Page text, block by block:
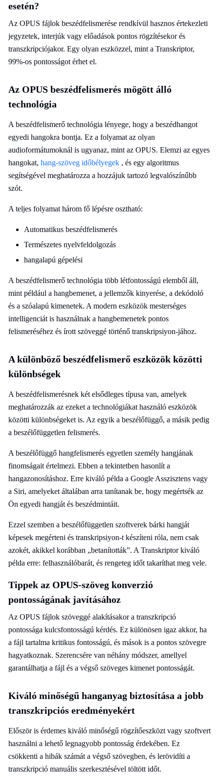
esetén?
Az OPUS fájlok beszédfelismerése rendkívül hasznos értekezleti
jegyzetek, interjúk vagy előadások pontos rögzítésekor és
transzkripciójakor. Egy olyan eszközzel, mint a Transkriptor,
99%-os pontosságot érhet el.
Az OPUS beszédfelismerés mögött álló
technológia
A beszédfelismerő technológia lényege, hogy a beszédhangot
egyedi hangokra bontja. Ez a folyamat az olyan
audioformátumoknál is ugyanaz, mint az OPUS. Elemzi az egyes
hangokat, hang-szöveg időbélyegek , és egy algoritmus
segítségével meghatározza a hozzájuk tartozó legvalószínűbb
szót.
A teljes folyamat három fő lépésre osztható:
Automatikus beszédfelismerés
Természetes nyelvfeldolgozás
hangalapú gépelési
A beszédfelismerő technológia több létfontosságú elemből áll,
mint például a hangbemenet, a jellemzők kinyerése, a dekódoló
és a szóalapú kimenetek. A modern eszközök mesterséges
intelligenciát is használnak a hangbemenetek pontos
felismeréséhez és írott szöveggé történő transkripsiyon-jához.
A különböző beszédfelismerő eszközök közötti
különbségek
A beszédfelismerésnek két elsődleges típusa van, amelyek
meghatározzák az ezeket a technológiákat használó eszközök
közötti különbségeket is. Az egyik a beszélőfüggő, a másik pedig
a beszélőfüggetlen felismerés.
A beszélőfüggő hangfelismerés egyetlen személy hangjának
finomságait értelmezi. Ebben a tekintetben hasonlít a
hangazonosításhoz. Erre kiváló példa a Google Asszisztens vagy
a Siri, amelyeket általában arra tanítanak be, hogy megértsék az
Ön egyedi hangját és beszédmintáit.
Ezzel szemben a beszélőfüggetlen szoftverek bárki hangját
képesek megérteni és transkripsiyon-t készíteni róla, nem csak
azokét, akikkel korábban „betanították”. A Transkriptor kiváló
példa erre: felhasználóbarát, és rengeteg időt takaríthat meg vele.
Tippek az OPUS-szöveg konverzió
pontosságának javításához
Az OPUS fájlok szöveggé alakításakor a transzkripció
pontossága kulcsfontosságú kérdés. Ez különösen igaz akkor, ha
a fájl tartalma kritikus fontosságú, és mások is a pontos szövegre
hagyatkoznak. Szerencsére van néhány módszer, amellyel
garantálhatja a fájl és a végső szöveges kimenet pontosságát.
Kiváló minőségű hanganyag biztosítása a jobb
transzkripciós eredményekért
Először is érdemes kiváló minőségű rögzítőeszközt vagy szoftvert
használni a lehető legnagyobb pontosság érdekében. Ez
csökkenti a hibák számát a végső szövegben, és lerövidíti a
transzkripció manuális szerkesztésével töltött időt.